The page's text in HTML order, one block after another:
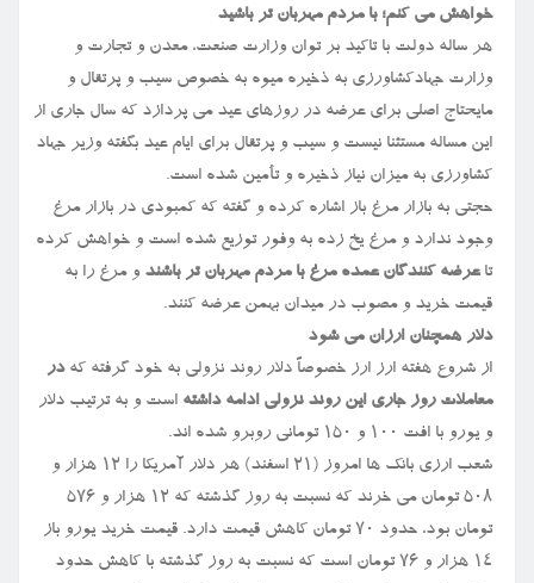
خواهش می کنم؛ با مردم مهربان تر باشید
هر ساله دولت با تاکید بر توان وزارت صنعت، معدن و تجارت و
وزارت جهادکشاورزی به ذخیره میوه به خصوص سیب و پرتقال و
مایحتاج اصلی برای عرضه در روزهای عید می پردازد که سال جاری از
این مساله مستثنا نیست و سیب و پرتقال برای ایام عید بگفته وزیر جهاد
کشاورزی به میزان نیاز ذخیره و تأمین شده است.
حجتی به بازار مرغ باز اشاره کرده و گفته که کمبودی در بازار مرغ
وجود ندارد و مرغ یخ زده به وفور توزیع شده است و خواهش کرده
تا عرضه کنندگان عمده مرغ با مردم مهربان تر باشند و مرغ را به
قیمت خرید و مصوب در میدان بهمن عرضه کنند.
دلار همچنان ارزان می شود
از شروع هفته ارز ارز خصوصاً دلار روند نزولی به خود گرفته که در
معاملات روز جاری این روند نزولی ادامه داشته است و به ترتیب دلار
و یورو با افت ۱۰۰ و ۱۵۰ تومانی روبرو شده اند.
شعب ارزی بانک ها امروز (۲۱ اسفند) هر دلار آمریکا را ۱۲ هزار و
۵۰۸ تومان می خرند که نسبت به روز گذشته که ۱۲ هزار و ۵۷۶
تومان بود، حدود ۷۰ تومان کاهش قیمت دارد. قیمت خرید یورو باز
۱۴ هزار و ۷۶ تومان است که نسبت به روز گذشته با کاهش حدود